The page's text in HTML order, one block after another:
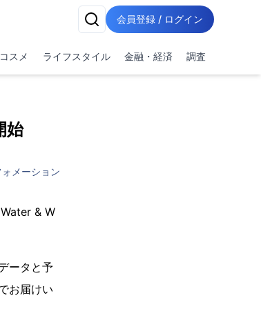
会員登録 / ログイン
コスメ ライフスタイル 金融・経済 調査
始
メーション
& W
ータと予
お届けい